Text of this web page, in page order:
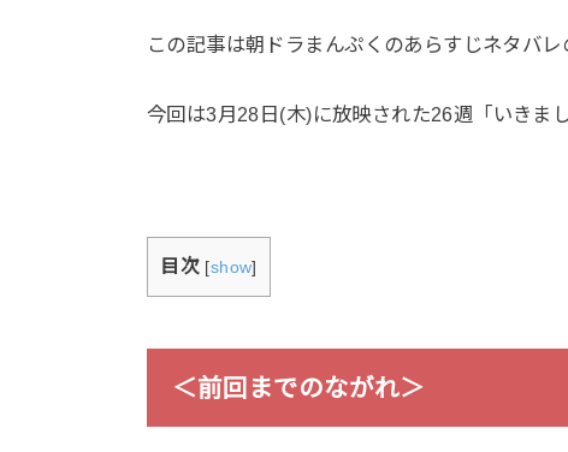
この記事は朝ドラまんぷくのあらすじネタバレ
今回は3月28日(木)に放映された26週「いきま
目次 [show]
＜前回までのながれ＞